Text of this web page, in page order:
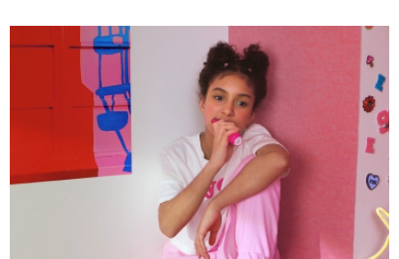
Oczekiwany czas dostawy
17/08/2026